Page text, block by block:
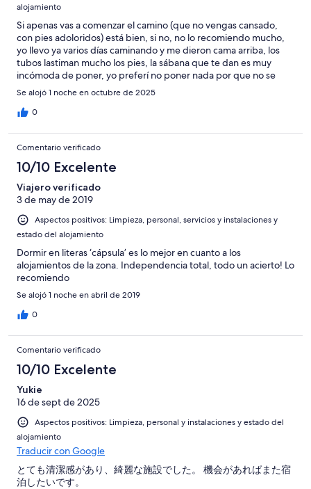
alojamiento
Si apenas vas a comenzar el camino (que no vengas cansado,
con pies adoloridos) está bien, si no, no lo recomiendo mucho,
yo llevo ya varios días caminando y me dieron cama arriba, los
tubos lastiman mucho los pies, la sábana que te dan es muy
incómoda de poner, yo preferí no poner nada por que no se
ajustaba al pequeño colchón, como está cerca de la estación de
autobuses hay mucho movimiento en la calle y se escucha como
si estuviera ahí por que solo te divide un vidrio, sin embargo la
albergues/hostales
Se alojó 1 noche en octubre de 2025
0
Comentario verificado
10/10 Excelente
Viajero verificado
3 de may de 2019
Aspectos positivos: Limpieza, personal, servicios y instalaciones y
estado del alojamiento
Dormir en literas ‘cápsula’ es lo mejor en cuanto a los
alojamientos de la zona. Independencia total, todo un acierto! Lo
recomiendo
Se alojó 1 noche en abril de 2019
0
Comentario verificado
10/10 Excelente
Yukie
16 de sept de 2025
Aspectos positivos: Limpieza, personal y instalaciones y estado del
alojamiento
Traducir con Google
とても清潔感があり、綺麗な施設でした。 機会があればまた宿
泊したいです。